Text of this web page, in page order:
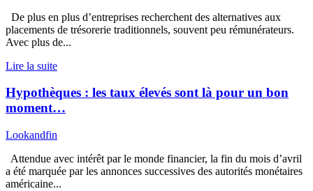
De plus en plus d’entreprises recherchent des alternatives aux
placements de trésorerie traditionnels, souvent peu rémunérateurs.
Avec plus de...
Lire la suite
Hypothèques : les taux élevés sont là pour un bon
moment…
Lookandfin
Attendue avec intérêt par le monde financier, la fin du mois d’avril
a été marquée par les annonces successives des autorités monétaires
américaine...